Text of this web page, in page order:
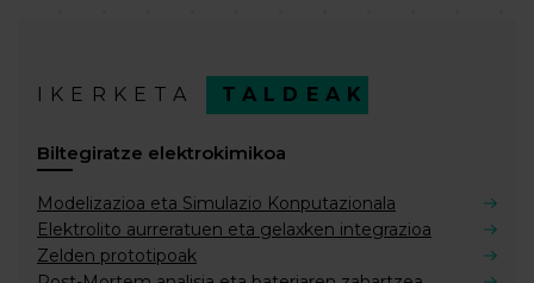
IKERKETA TALDEAK
Biltegiratze elektrokimikoa
Modelizazioa eta Simulazio Konputazionala
Elektrolito aurreratuen eta gelaxken integrazioa
Zelden prototipoak